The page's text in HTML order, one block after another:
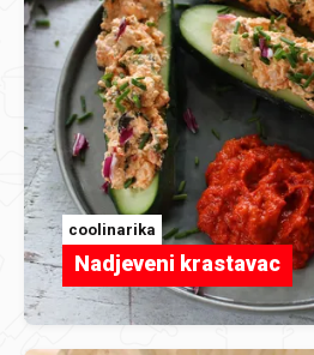
coolinarika
Nadjeveni krastavac